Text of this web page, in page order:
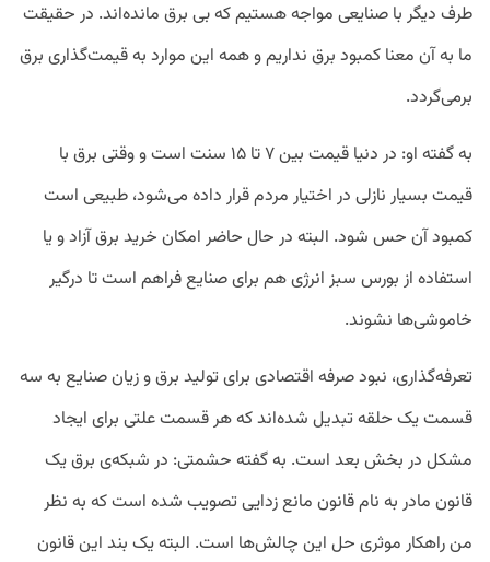
طرف دیگر با صنایعی مواجه هستیم که بی برق مانده‌اند. در حقیقت
ما به آن معنا کمبود برق نداریم و همه این موارد به قیمت‌گذاری برق
برمی‌گردد.
به گفته او: در دنیا قیمت بین ۷ تا ۱۵ سنت است و وقتی برق با
قیمت بسیار نازلی در اختیار مردم قرار داده می‌شود، طبیعی است
کمبود آن حس شود. البته در حال حاضر امکان خرید برق آزاد و یا
استفاده از بورس سبز انرژی هم برای صنایع فراهم است تا درگیر
خاموشی‌ها نشوند.
تعرفه‌گذاری، نبود صرفه اقتصادی برای تولید برق و زیان صنایع به سه
قسمت یک حلقه تبدیل شده‌اند که هر قسمت علتی برای ایجاد
مشکل در بخش بعد است. به گفته حشمتی: در شبکه‌ی برق یک
قانون مادر به نام قانون مانع زدایی تصویب شده است که به نظر
من راهکار موثری حل این چالش‌ها است. البته یک بند این قانون